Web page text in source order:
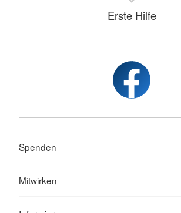
Erste Hilfe
Spenden
Mitwirken